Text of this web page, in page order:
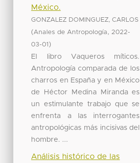
México.
GONZALEZ DOMINGUEZ, CARLOS
(Anales de Antropología,2022-
03-01 )
El libro Vaqueros míticos.
Antropología comparada de los
charros en España y en México
de Héctor Medina Miranda es
un estimulante trabajo que se
enfrenta a las interrogantes
antropológicas más incisivas del
hombre. ...
Análisis histórico de las